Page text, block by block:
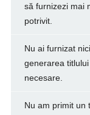
să furnizezi mai
potrivit.
Nu ai furnizat
generarea
necesare.
Nu am primit un